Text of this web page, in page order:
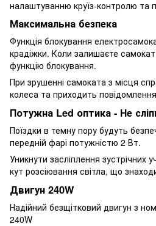
налаштуванню круїз-контролю та
Максимальна безпека
Функція блокування
крадіжки. Коли залишаєте самокат
функцію блокування.
При зрушенні самоката з місця
колеса та приходить
Потужна Led оптика - Не
Поїздки в темну пору будуть
передній фарі потужністю 2 Вт.
Уникнути засліплення зустрічних
кут розсіювання світла, що
Двигун 240W
Надійний безщітковий двигун з
240W